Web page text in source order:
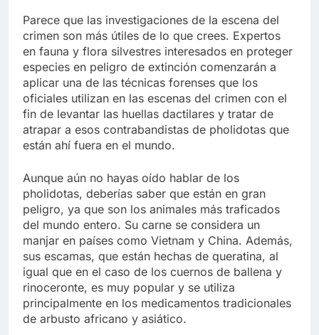
Parece que las investigaciones de la escena del
crimen son más útiles de lo que crees. Expertos
en fauna y flora silvestres interesados en proteger
especies en peligro de extinción comenzarán a
aplicar una de las técnicas forenses que los
oficiales utilizan en las escenas del crimen con el
fin de levantar las huellas dactilares y tratar de
atrapar a esos contrabandistas de pholidotas que
están ahí fuera en el mundo.
Aunque aún no hayas oído hablar de los
pholidotas, deberías saber que están en gran
peligro, ya que son los animales más traficados
del mundo entero. Su carne se considera un
manjar en países como Vietnam y China. Además,
sus escamas, que están hechas de queratina, al
igual que en el caso de los cuernos de ballena y
rinoceronte, es muy popular y se utiliza
principalmente en los medicamentos tradicionales
de arbusto africano y asiático.